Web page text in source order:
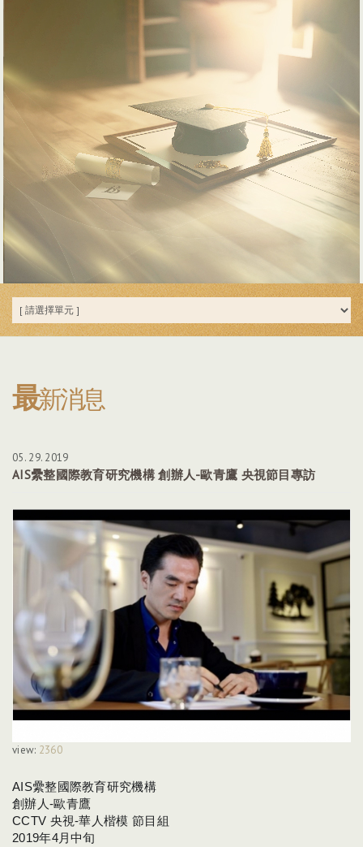
最新消息
05. 29. 2019
AIS纍整國際教育研究機構 創辦人-歐青鷹 央視節目專訪
view: 2360
AIS纍整國際教育研究機構
創辦人-歐青鷹
CCTV 央視-華人楷模 節目組
2019年4月中旬